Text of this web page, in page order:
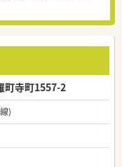
町寺町1557-2
)